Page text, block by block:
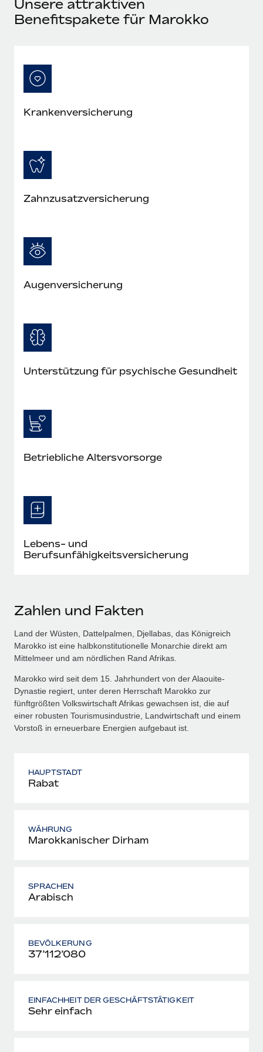
Mehr erfahren
Unsere attraktiven
Benefitspakete für Marokko
Krankenversicherung
Zahnzusatzversicherung
Augenversicherung
Unterstützung für psychische Gesundheit
Betriebliche Altersvorsorge
Lebens- und
Berufsunfähigkeitsversicherung
Zahlen und Fakten
Land der Wüsten, Dattelpalmen, Djellabas, das Königreich
Marokko ist eine halbkonstitutionelle Monarchie direkt am
Mittelmeer und am nördlichen Rand Afrikas.
Marokko wird seit dem 15. Jahrhundert von der Alaouite-
Dynastie regiert, unter deren Herrschaft Marokko zur
fünftgrößten Volkswirtschaft Afrikas gewachsen ist, die auf
einer robusten Tourismusindustrie, Landwirtschaft und einem
Vorstoß in erneuerbare Energien aufgebaut ist.
HAUPTSTADT
Rabat
WÄHRUNG
Marokkanischer Dirham
SPRACHEN
Arabisch
BEVÖLKERUNG
37’112’080
EINFACHHEIT DER GESCHÄFTSTÄTIGKEIT
Sehr einfach